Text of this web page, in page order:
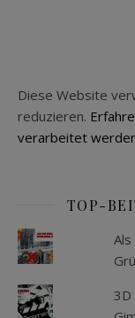
Diese Website
reduzieren.
verarbeitet
TOP-
3D